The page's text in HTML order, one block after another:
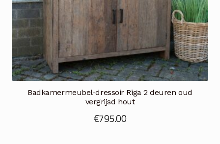
Badkamermeubel-dressoir Riga 2 deuren oud
vergrijsd hout
€795.00